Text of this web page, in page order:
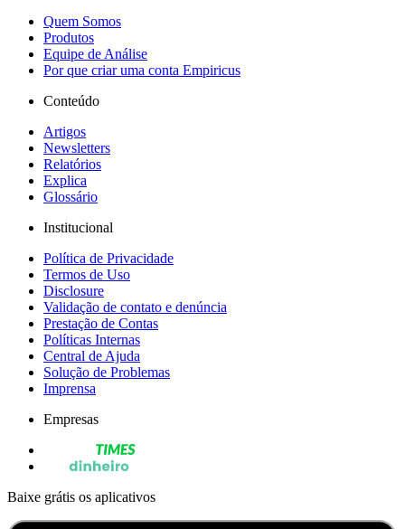
Quem Somos
Produtos
Equipe de Análise
Por que criar uma conta Empiricus
Conteúdo
Artigos
Newsletters
Relatórios
Explica
Glossário
Institucional
Política de Privacidade
Termos de Uso
Disclosure
Validação de contato e denúncia
Prestação de Contas
Políticas Internas
Central de Ajuda
Solução de Problemas
Imprensa
Empresas
Baixe grátis os aplicativos